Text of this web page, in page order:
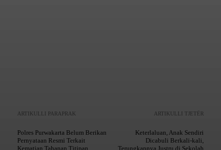
ARTIKULLI PARAPRAK
Polres Purwakarta Belum Berikan
Pernyataan Resmi Terkait
Kematian Tahanan Titipan
ARTIKULLI TJETËR
Keterlaluan, Anak Sendiri
Dicabuli Berkali-kali,
Terungkapnya Justru di Sekolah